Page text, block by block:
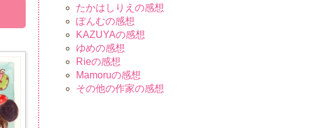
たかはしりえの感想
ぽんむの感想
KAZUYAの感想
ゆめの感想
Rieの感想
Mamoruの感想
その他の作家の感想